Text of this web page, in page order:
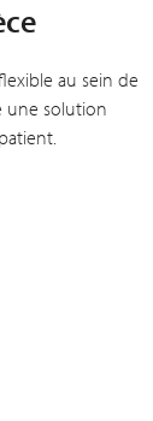
au sein de
une solution